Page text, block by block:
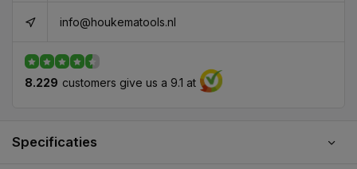
info@houkematools.nl
8.229 customers give us a 9.1 at
Specificaties